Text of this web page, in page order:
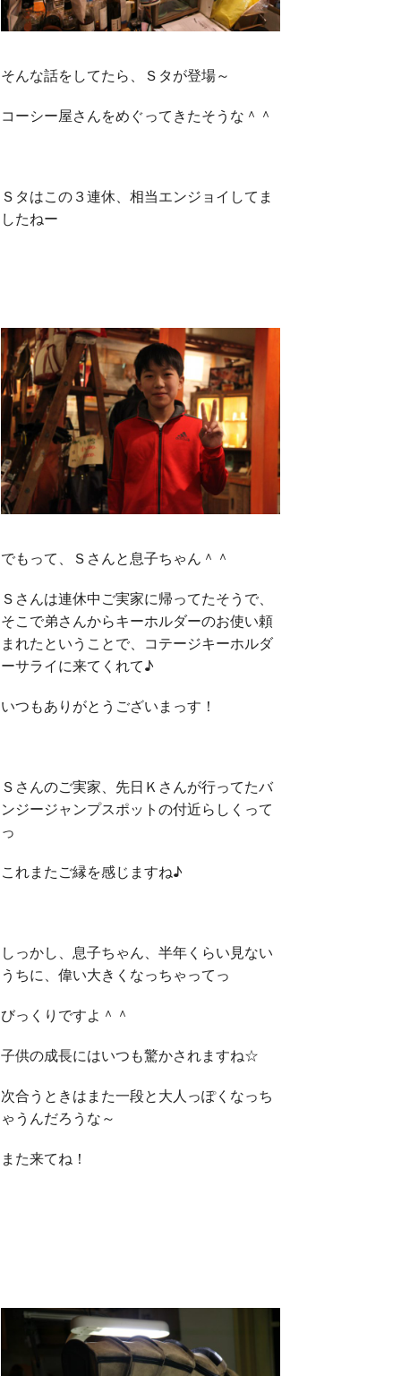
そんな話をしてたら、Ｓタが登場～
コーシー屋さんをめぐってきたそうな＾＾
Ｓタはこの３連休、相当エンジョイしてま
したねー
でもって、Ｓさんと息子ちゃん＾＾
Ｓさんは連休中ご実家に帰ってたそうで、
そこで弟さんからキーホルダーのお使い頼
まれたということで、コテージキーホルダ
ーサライに来てくれて♪
いつもありがとうございまっす！
Ｓさんのご実家、先日Ｋさんが行ってたバ
ンジージャンプスポットの付近らしくって
っ
これまたご縁を感じますね♪
しっかし、息子ちゃん、半年くらい見ない
うちに、偉い大きくなっちゃってっ
びっくりですよ＾＾
子供の成長にはいつも驚かされますね☆
次合うときはまた一段と大人っぽくなっち
ゃうんだろうな～
また来てね！